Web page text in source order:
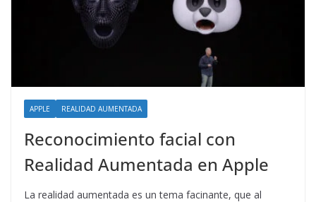
APPLE REALIDAD AUMENTADA
Reconocimiento facial con
Realidad Aumentada en Apple
La realidad aumentada es un tema facinante, que al